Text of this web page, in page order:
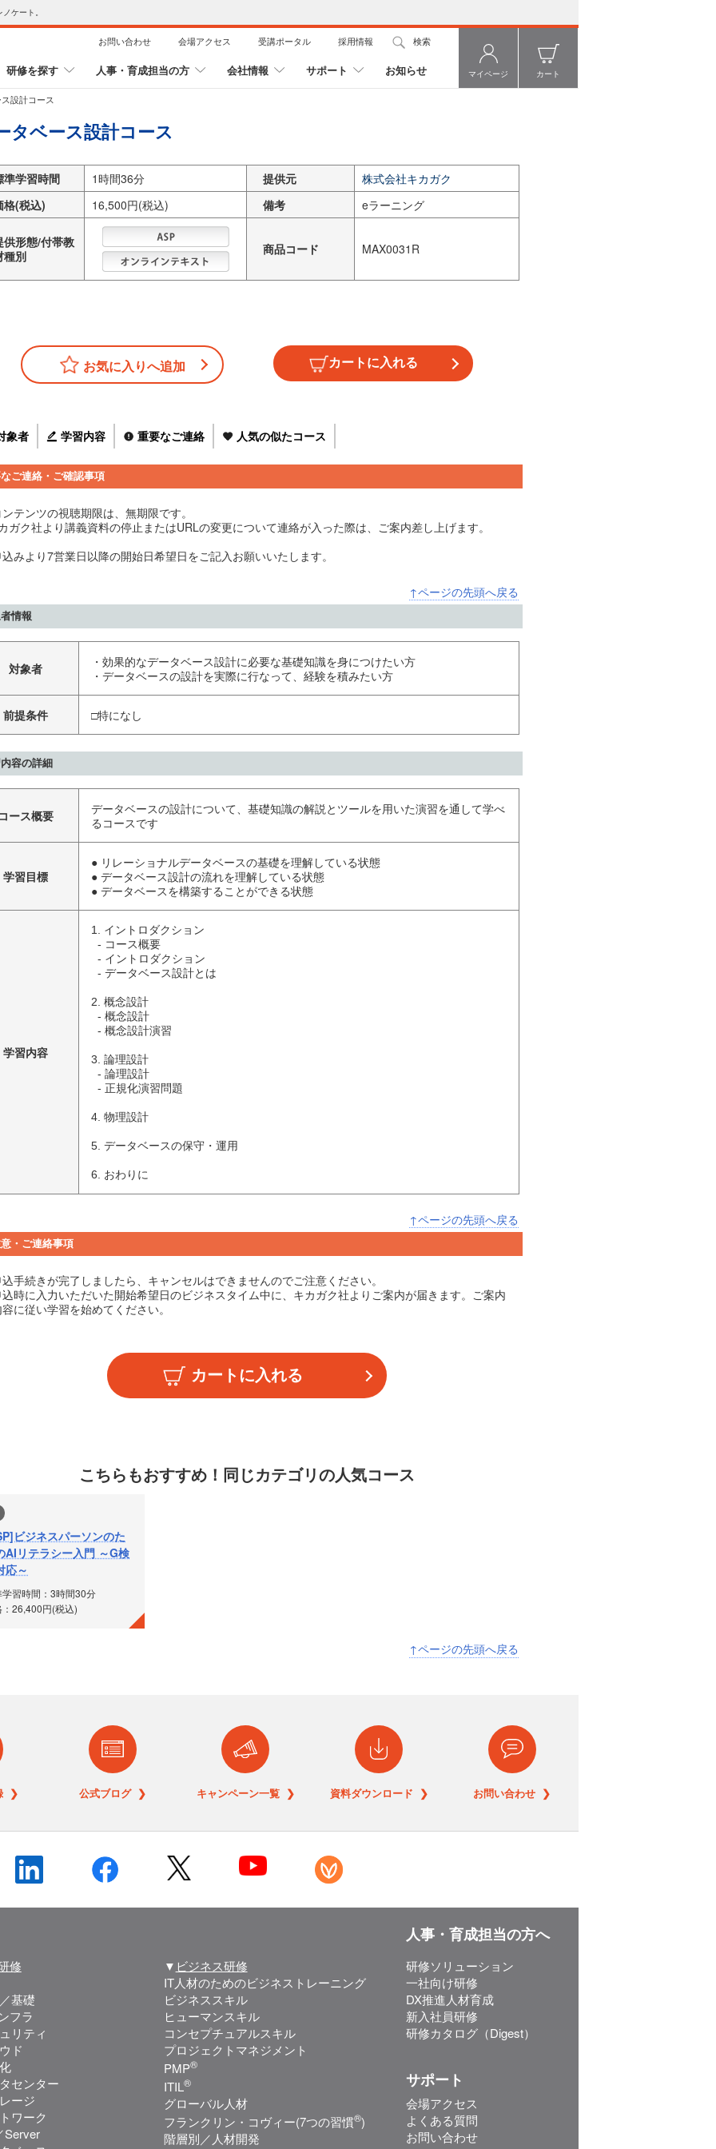
ケート。
お問い合わせ 会場アクセス 受講ポータル 採用情報 検索
研修を探す 人事・育成担当の方 会社情報 サポート お知らせ マイページ カート
設計コース
タベース設計コース
準学習時間 1時間36分 提供元
株式会社キカガク
格(税込)
16,500円(税込) 備考 eラーニング
供形態/付帯教
種別
商品コード MAX0031R
お気に入りへ追加
象者 学習内容 重要なご連絡 人気の似たコース
ご連絡・ご確認事項
テンツの視聴期限は、無期限です。
ガク社より講義資料の停止またはURLの変更について連絡が入った際は、ご案内差し上げます。
みより7営業日以降の開始日希望日をご記入お願いいたします。
↑ページの先頭へ戻る
情報
対象者
・効果的なデータベース設計に必要な基礎知識を身につけたい方
・データベースの設計を実際に行なって、経験を積みたい方
前提条件 □特になし
容の詳細
ース概要
データベースの設計について、基礎知識の解説とツールを用いた演習を通して学べ
るコースです
学習目標
● リレーショナルデータベースの基礎を理解している状態
● データベース設計の流れを理解している状態
● データベースを構築することができる状態
学習内容
1. イントロダクション
2. 概念設計
3. 論理設計
4. 物理設計
5. データベースの保守・運用
6. おわりに
↑ページの先頭へ戻る
・ご連絡事項
手続きが完了しましたら、キャンセルはできませんのでご注意ください。
時に入力いただいた開始希望日のビジネスタイム中に、キカガク社よりご案内が届きます。ご案内
に従い学習を始めてください。
こちらもおすすめ！ 同じカテゴリの人気コース
ビジネスパーソンのた
AIリテラシー入門 ～G検
応～
学習時間：3時間30分
：26,400円(税込)
↑ページの先頭へ戻る
❯ 公式ブログ ❯ キャンペーン一覧 ❯ 資料ダウンロード ❯ お問い合わせ ❯
修
基礎
フラ
リティ
ド
センター
ージ
ワーク
Server
▼ ビジネス研修
IT人材のためのビジネストレーニング
ビジネススキル
ヒューマンスキル
コンセプチュアルスキル
プロジェクトマネジメント
PMP®
ITIL®
グローバル人材
フランクリン・コヴィー(7つの習慣®)
階層別／人材開発
人事・育成担当の方へ
研修ソリューション
一社向け研修
DX推進人材育成
新入社員研修
研修カタログ（Digest）
サポート
会場アクセス
よくある質問
お問い合わせ